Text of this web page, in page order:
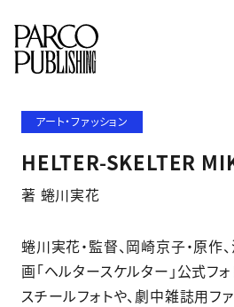
アート・ファッション
HELTER-SKELTER
著 蜷川実花
蜷川実花・監督、岡崎京子・原作
画「ヘルタースケルター」公式フォ
スチールフォトや、劇中雑誌用フ